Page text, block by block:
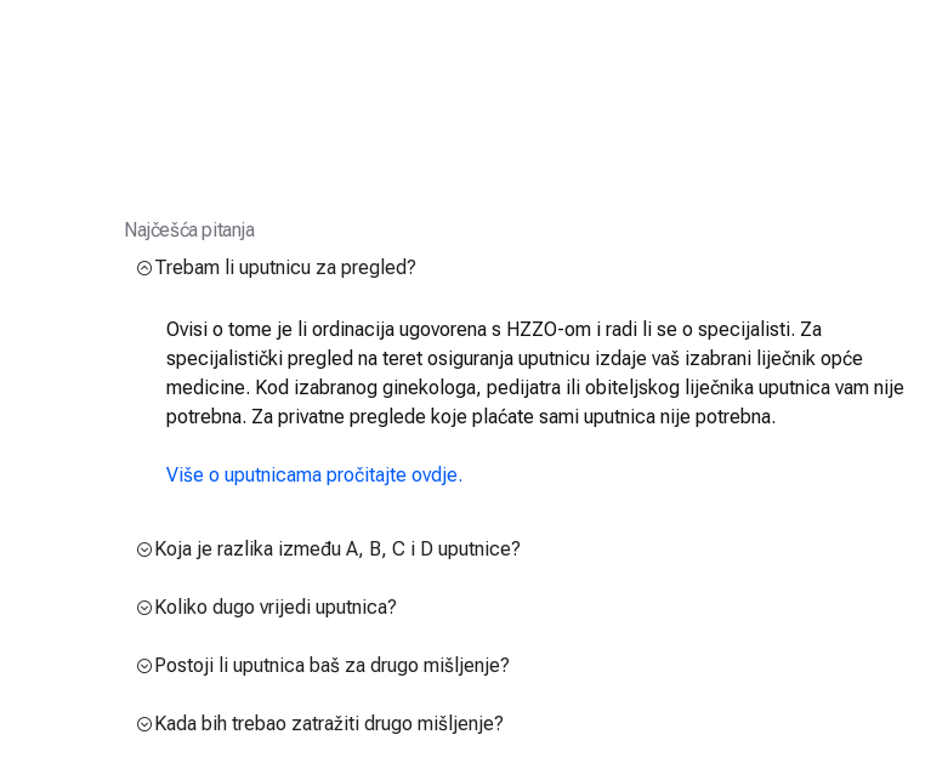
Najčešća pitanja
Trebam li uputnicu za pregled?
Ovisi o tome je li ordinacija ugovorena s HZZO-om i radi li se o specijalisti. Za
specijalistički pregled na teret osiguranja uputnicu izdaje vaš izabrani liječnik opće
medicine. Kod izabranog ginekologa, pedijatra ili obiteljskog liječnika uputnica vam nije
potrebna. Za privatne preglede koje plaćate sami uputnica nije potrebna.
Više o uputnicama pročitajte ovdje.
Koja je razlika između A, B, C i D uputnice?
Koliko dugo vrijedi uputnica?
Postoji li uputnica baš za drugo mišljenje?
Kada bih trebao zatražiti drugo mišljenje?